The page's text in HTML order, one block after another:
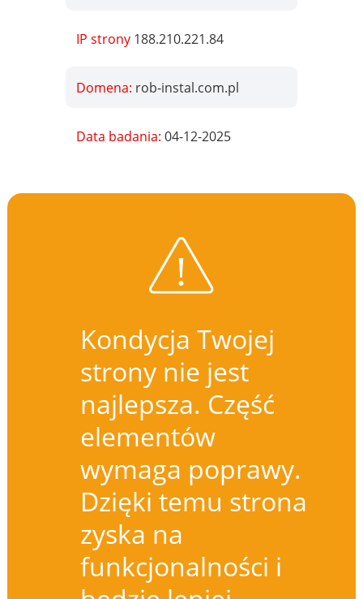
IP strony 188.210.221.84
Domena: rob-instal.com.pl
Data badania:04-12-2025
Kondycja Twojej
strony nie jest
najlepsza. Część
elementów
wymaga poprawy.
Dzięki temu strona
zyska na
funkcjonalności i